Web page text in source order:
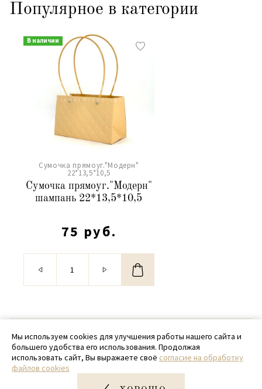
Популярное в категории
В наличии
Сумочка прямоуг."Модерн"
22*13,5*10,5
Сумочка прямоуг."Модерн"
шампань 22*13,5*10,5
75 руб.
© 2020 - 2026 SamPack
+ 7 (918) 699-97-87
zakaz@sampack.store
Мы используем cookies для улучшения работы нашего сайта и
большего удобства его использования. Продолжая
использовать сайт, Вы выражаете своё согласие на обработку
файлов cookies